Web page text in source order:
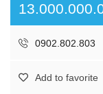
0902.802.803
Add to favorite